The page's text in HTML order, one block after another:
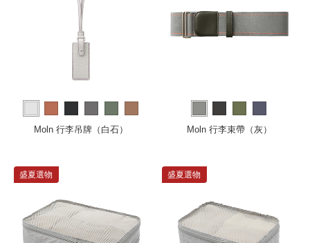
more
Moln 行李吊牌（白石） Moln 行李束帶（灰）
盛夏選物 盛夏選物